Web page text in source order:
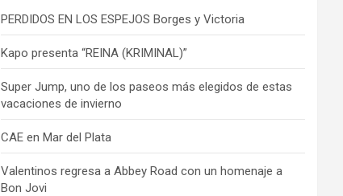
PERDIDOS EN LOS ESPEJOS Borges y Victoria
Kapo presenta “REINA (KRIMINAL)”
Super Jump, uno de los paseos más elegidos de estas
vacaciones de invierno
CAE en Mar del Plata
Valentinos regresa a Abbey Road con un homenaje a
Bon Jovi